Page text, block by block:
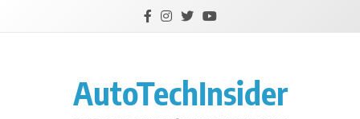
AutoTechInsider